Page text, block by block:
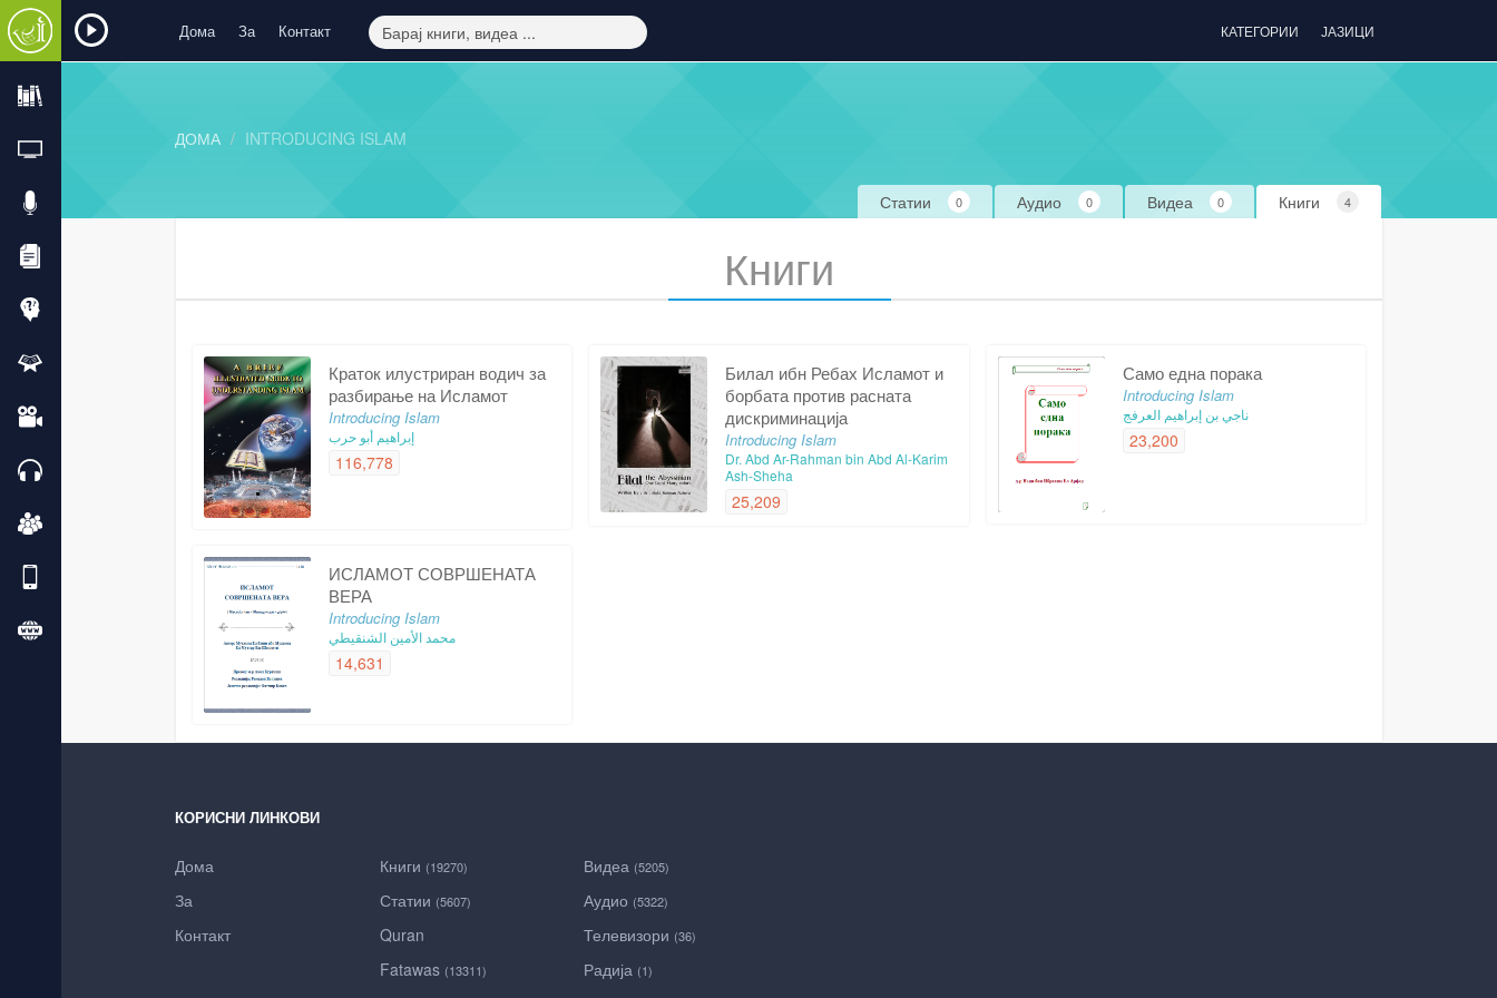
Дома За Контакт КАТЕГОРИИ ЈАЗИЦИ
ДОМА INTRODUCING ISLAM
Книги 4
Видеа 0
Аудио 0
Статии 0
Книги
Краток илустриран водич за
разбирање на Исламот
Introducing Islam
إبراهيم أبو حرب
116,778
Билал ибн Ребах Исламот и
борбата против расната
дискриминација
Introducing Islam
Dr. Abd Ar-Rahman bin Abd Al-Karim
Ash-Sheha
25,209
Само една порака
Introducing Islam
ناجي بن إبراهيم العرفج
23,200
ИСЛАМОТ СОВРШЕНАТА
ВЕРА
Introducing Islam
محمد الأمين الشنقيطي
14,631
КОРИСНИ ЛИНКОВИ
Дома
За
Контакт
Книги (19270)
Статии (5607)
Quran
Fatawas (13311)
Видеа (5205)
Аудио (5322)
Телевизори (36)
Радија (1)